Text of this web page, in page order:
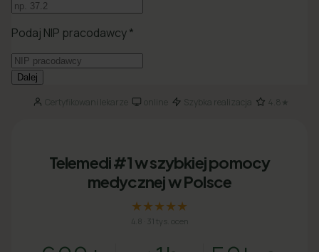
Certyfikowani lekarze· online· Szybka realizacja 4.8★
Telemedi #1 w szybkiej pomocy
medycznej w Polsce
★★★★★
4.8 31 tys. ocen